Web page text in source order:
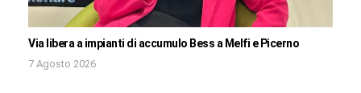
Via libera a impianti di accumulo Bess a Melfi e Picerno
7 Agosto 2026